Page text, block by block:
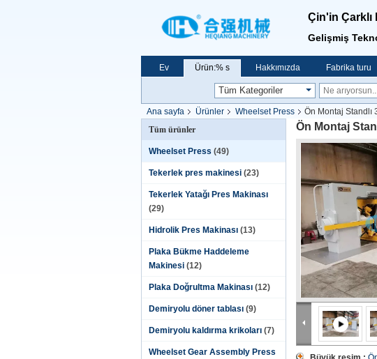
Çin'in Çarklı
Gelişmiş
Ev Ürün:% s Hakkımızda Fabrika turu
Ana sayfa Ürünler Wheelset Press
Ön Montaj Standlı
Tüm ürünler
Wheelset Press (49)
Tekerlek pres makinesi (23)
Tekerlek Yatağı Pres Makinası
(29)
Hidrolik Pres Makinası (13)
Plaka Bükme Haddeleme
Makinesi (12)
Plaka Doğrultma Makinası (12)
Demiryolu döner tablası (9)
Demiryolu kaldırma krikoları (7)
Wheelset Gear Assembly Press
Ön Montaj